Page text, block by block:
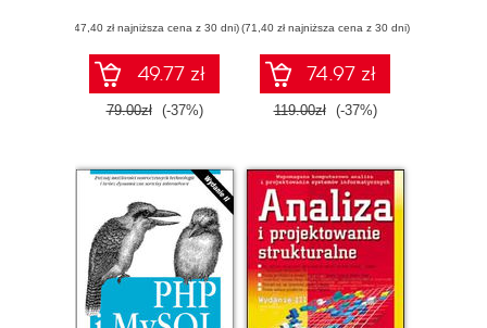
(47,40 zł najniższa cena z 30 dni)
49.77 zł
79.00zł (-37%)
(71,40 zł najniższa cena z 30 dni)
74.97 zł
119.00zł (-37%)